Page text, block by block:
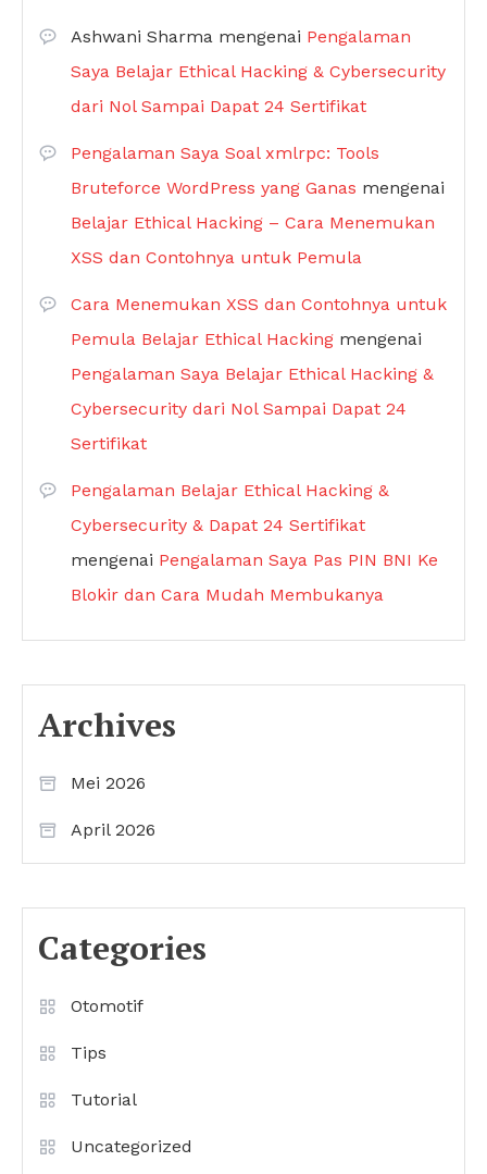
Ashwani Sharma mengenai Pengalaman
Saya Belajar Ethical Hacking & Cybersecurity
dari Nol Sampai Dapat 24 Sertifikat
Pengalaman Saya Soal xmlrpc: Tools
Bruteforce WordPress yang Ganas mengenai
Belajar Ethical Hacking – Cara Menemukan
XSS dan Contohnya untuk Pemula
Cara Menemukan XSS dan Contohnya untuk
Pemula Belajar Ethical Hacking mengenai
Pengalaman Saya Belajar Ethical Hacking &
Cybersecurity dari Nol Sampai Dapat 24
Sertifikat
Pengalaman Belajar Ethical Hacking &
Cybersecurity & Dapat 24 Sertifikat
mengenai Pengalaman Saya Pas PIN BNI Ke
Blokir dan Cara Mudah Membukanya
Archives
Mei 2026
April 2026
Categories
Otomotif
Tips
Tutorial
Uncategorized